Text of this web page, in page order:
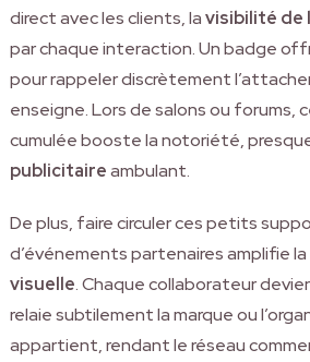
direct avec les clients, lavisibilité de
par chaque interaction. Un badge
pour rappeler discrètement
enseigne. Lors de salons ou
cumulée booste la notoriété,
publicitaireambulant.
De plus, faire circuler ces petits
d’événements partenaires amplifie la
visuelle. Chaque collaborateur
relaie subtilement la marque ou
appartient, rendant le réseau